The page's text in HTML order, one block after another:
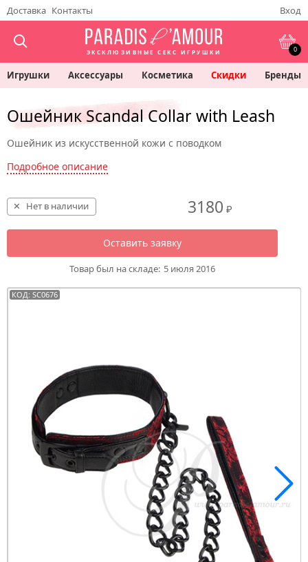
Доставка Контакты Вход
ЭКСКЛЮЗИВНЫЕ СЕКС ИГРУШКИ 0
Игрушки Аксессуары Косметика Скидки Бренды
Ошейник Scandal Collar with Leash
Ошейник из искусственной кожи с поводком
Подробное описание
3180 ₽
Нет в наличии
Оставить заявку
Товар был на складе: 5 июля 2016
КОД: SC0676